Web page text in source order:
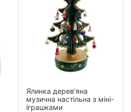
Ялинка дерев'яна
музична настільна з міні-
іграшками